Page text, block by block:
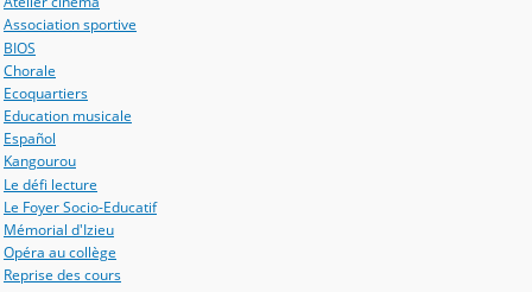
Association sportive
BIOS
Chorale
Ecoquartiers
Education musicale
Español
Kangourou
Le défi lecture
Le Foyer Socio-Educatif
Mémorial d'Izieu
Opéra au collège
Reprise des cours